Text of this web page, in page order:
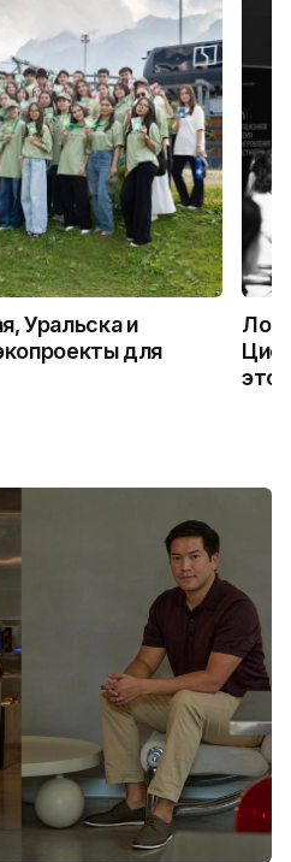
Уральска и
для
это